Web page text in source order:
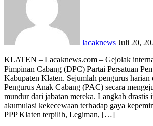
lacaknews Juli 20,
KLATEN – Lacaknews.com – Gejolak
Pimpinan Cabang (DPC) Partai Persatuan
Kabupaten Klaten. Sejumlah pengurus harian
Pengurus Anak Cabang (PAC) secara
mundur dari jabatan mereka. Langkah drastis
akumulasi kekecewaan terhadap gaya
PPP Klaten terpilih, Legiman, […]